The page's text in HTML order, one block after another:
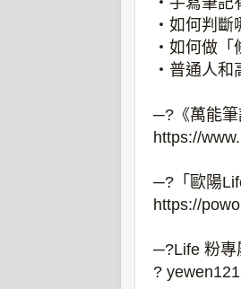
‧如何判斷
‧如何做「
‧普通人和
─?《萬能筆
https://
─?「歐陽
https://
─?️Life 粉專
?